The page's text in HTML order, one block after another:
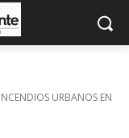
URBANOS EN